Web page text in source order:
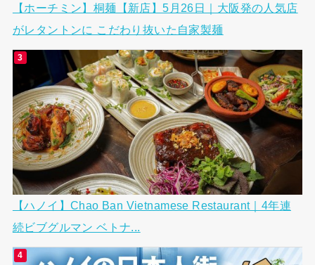
【ホーチミン】桐麺【新店】5月26日｜大阪発の人気店
がレタントンに こだわり抜いた自家製麺
【ハノイ】Chao Ban Vietnamese Restaurant｜4年連
続ビブグルマン ベトナ...